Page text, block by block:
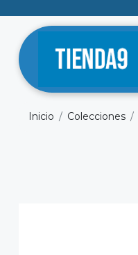
Inicio Colecciones